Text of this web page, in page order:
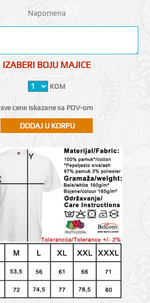
Napomena
IZABERI BOJU MAJICE
KOM
sve cene iskazane sa PDV-om